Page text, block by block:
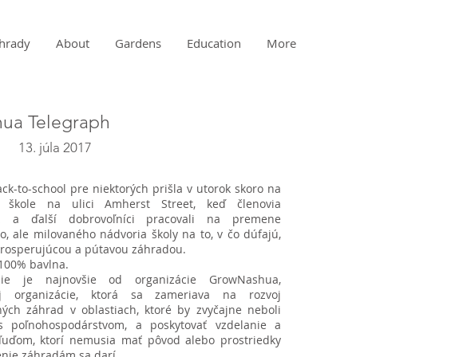
About Gardens Education More
Telegraph
13. júla 2017
to-school pre niektorých prišla v utorok skoro na
škole na ulici Amherst Street, keď členovia
a ďalší dobrovoľníci pracovali na premene
​​ale milovaného nádvoria školy na to, v čo dúfajú,
a pútavou záhradou.
bavlna.
je najnovšie od organizácie GrowNashua,
organizácie, ktorá sa zameriava na rozvoj
záhrad v oblastiach, ktoré by zvyčajne neboli
poľnohospodárstvom, a poskytovať vzdelanie a
ktorí nemusia mať pôvod alebo prostriedky